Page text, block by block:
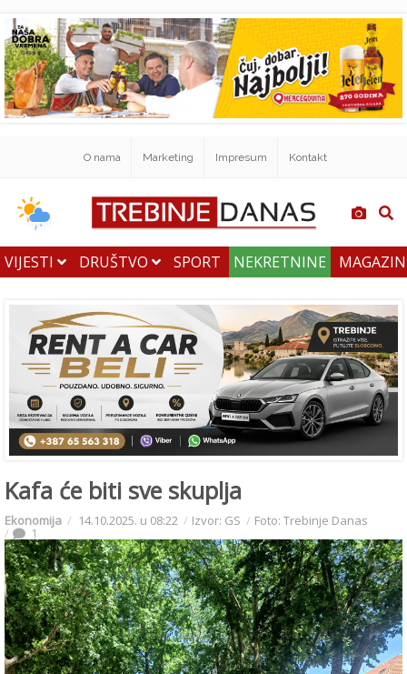
O nama Marketing Impresum Kontakt
VIJESTI DRUŠTVO SPORT NEKRETNINE
Kafa će biti sve skuplja
Ekonomija 14.10.2025. u 08:22 Izvor: GS Foto: Trebinje Danas
1